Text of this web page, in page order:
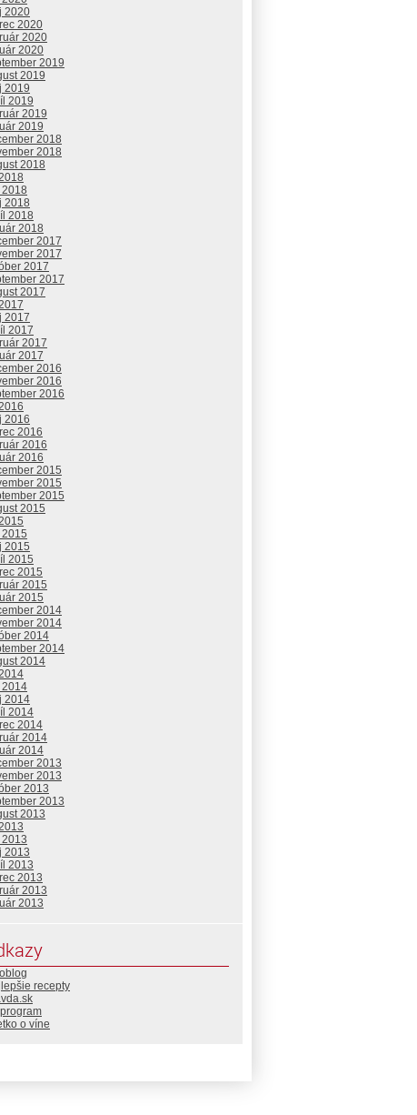
2020
2020
2020
2020
2019
2019
2019
2019
2019
2019
2018
2018
2018
2018
2018
2018
2017
2017
2017
2017
2017
2017
2017
2017
2017
2016
2016
2016
2016
2016
2016
2016
2015
2015
2015
2015
2015
2015
2015
2015
2015
2014
2014
2014
2014
2014
2014
2014
2014
2014
2014
2013
2013
2013
2013
2013
2013
2013
2013
2013
2013
recepty
o víne